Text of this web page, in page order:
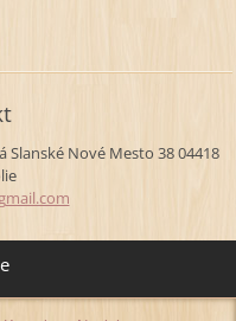
Slanské Nové Mesto 3804418
mail.com